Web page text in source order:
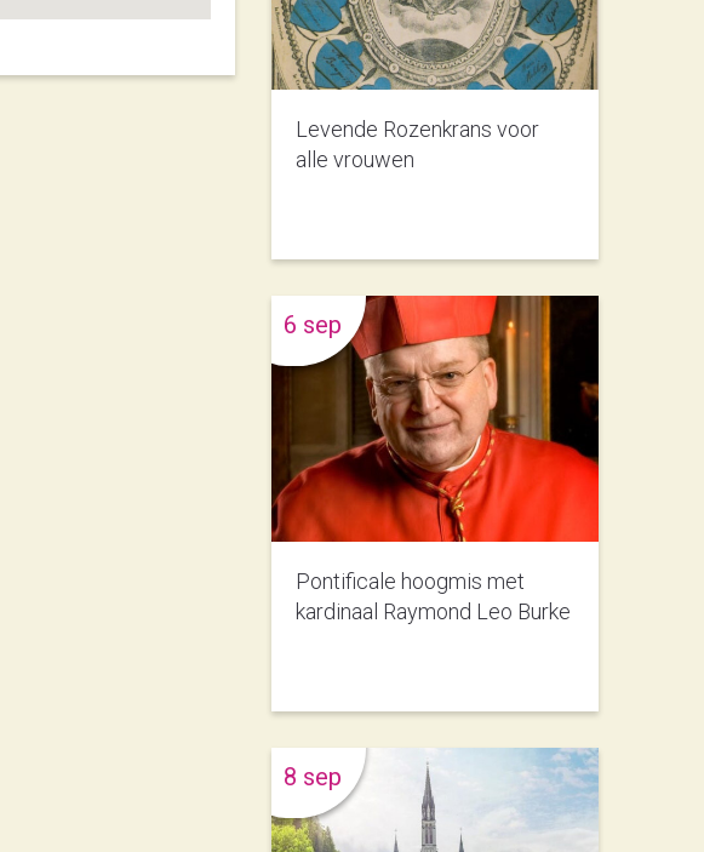
Levende Rozenkrans voor
alle vrouwen
Pontificale hoogmis met
kardinaal Raymond Leo Burke
6 sep
8 sep